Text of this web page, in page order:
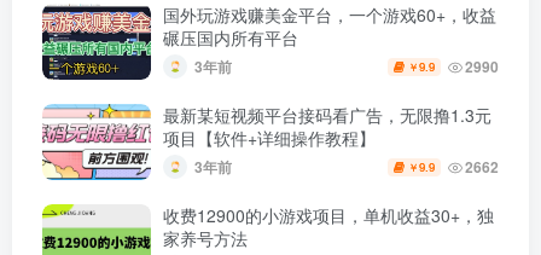
国外玩游戏赚美金平台，一个游戏60+，收益
碾压国内所有平台
3年前 ￥9.9 2990
最新某短视频平台接码看广告，无限撸1.3元
项目【软件+详细操作教程】
3年前 ￥9.9 2662
收费12900的小游戏项目，单机收益30+，独
家养号方法